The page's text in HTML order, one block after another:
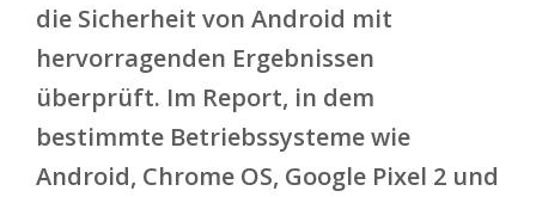
die Sicherheit von Android mit
hervorragenden Ergebnissen
überprüft. Im Report, in dem
bestimmte Betriebssysteme wie
Android, Chrome OS, Google Pixel 2 und